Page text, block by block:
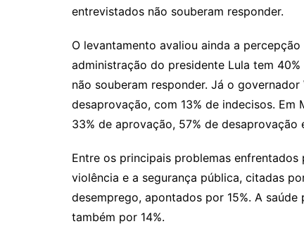
entrevistados não souberam responder.
O levantamento avaliou ainda a
administração do presidente Lula tem
não souberam responder. Já o
desaprovação, com 13% de indecisos.
33% de aprovação, 57% de
Entre os principais problemas
violência e a segurança pública, citadas
desemprego, apontados por 15%. A
também por 14%.